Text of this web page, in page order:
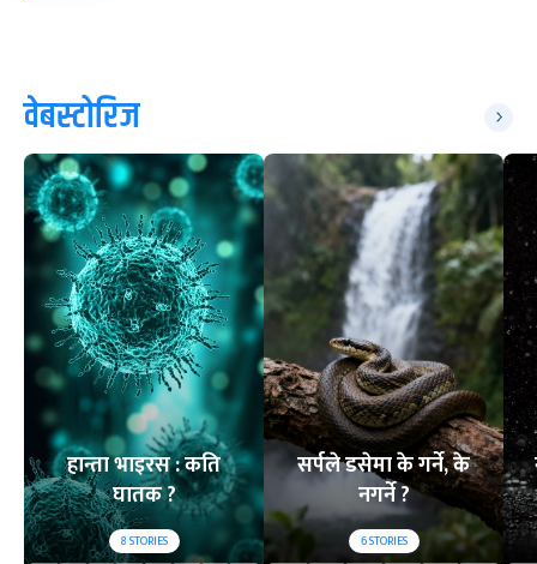
वेबस्टोरिज
हान्ता भाइरस : कति
घातक ?
8STORIES
सर्पले डसेमा के गर्ने, के
नगर्ने ?
6STORIES